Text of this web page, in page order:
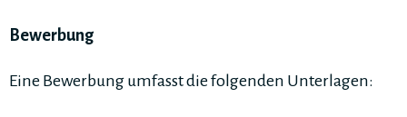
Bewerbung
Eine Bewerbung umfasst die folgenden Unterlagen: